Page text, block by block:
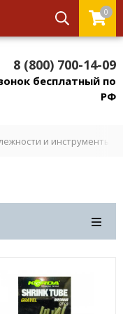
0
8 (800) 700-14-09
бесплатный по
РФ
и инструменты